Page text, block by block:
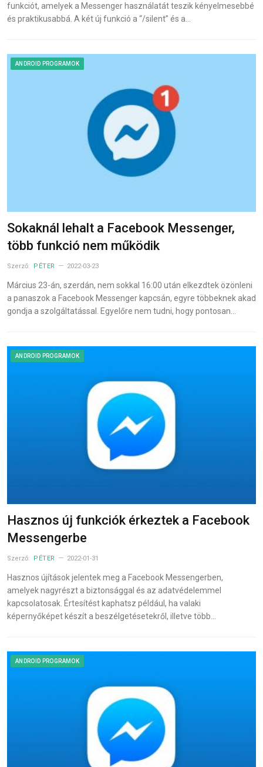
funkciót, amelyek a Messenger használatát teszik kényelmesebbé
és praktikusabbá. A két új funkció a “/silent” és a…
ANDROID PROGRAMOK
Sokaknál lehalt a Facebook Messenger,
több funkció nem működik
Szerző: PÉTER 2022-03-23
Március 23-án, szerdán, nem sokkal 16:00 után elkezdtek özönleni
a panaszok a Facebook Messenger kapcsán, egyre többeknek akad
gondja a szolgáltatással. Egyelőre nem tudni, hogy pontosan…
ANDROID PROGRAMOK
Hasznos új funkciók érkeztek a Facebook
Messengerbe
Szerző: PÉTER 2022-01-31
Hasznos újítások jelentek meg a Facebook Messengerben,
amelyek nagyrészt a biztonsággal és az adatvédelemmel
kapcsolatosak. Értesítést kaphatsz például, ha valaki
képernyőképet készít a beszélgetésetekről, illetve több…
ANDROID PROGRAMOK